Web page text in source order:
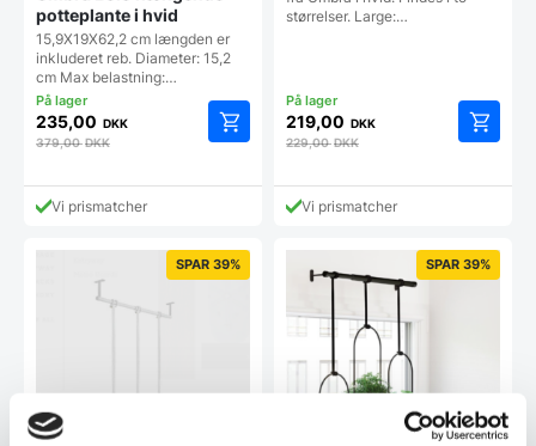
potteplante i hvid
15,9X19X62,2 cm længden er
inkluderet reb. Diameter: 15,2
cm Max belastning:…
235,00 DKK
379,00DKK
Vi prismatcher
størrelser. Large:…
219,00 DKK
229,00DKK
Vi prismatcher
SPAR 39% SPAR 39%